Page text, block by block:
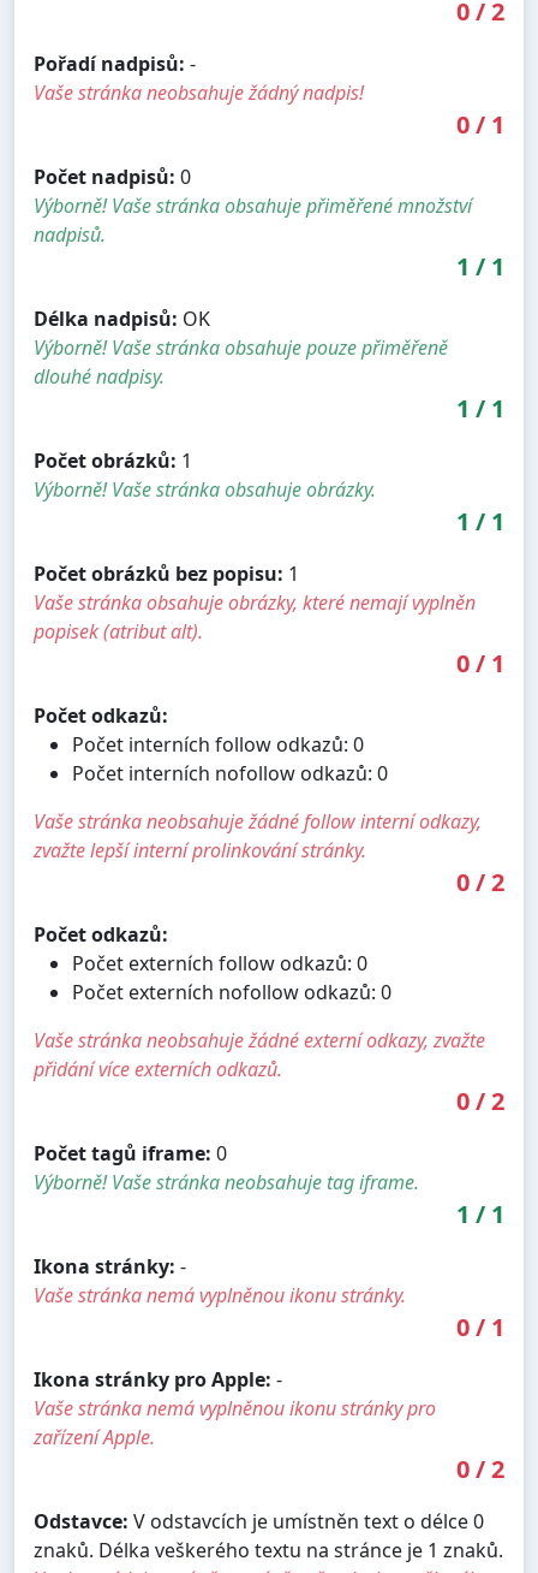
0/2
Pořadí nadpisů: -
Vaše stránka neobsahuje žádný nadpis!
0/ 1
Počet nadpisů: 0
Výborně! Vaše stránka obsahuje přiměřené množství
nadpisů.
1 / 1
Délka nadpisů: OK
Výborně! Vaše stránka obsahuje pouze přiměřeně
dlouhé nadpisy.
1 / 1
Počet obrázků: 1
Výborně! Vaše stránka obsahuje obrázky.
1 / 1
Počet obrázků bez popisu: 1
Vaše stránka obsahuje obrázky, které nemají vyplněn
popisek (atribut alt).
0/ 1
Počet odkazů:
Počet interních follow odkazů: 0
Počet interních nofollow odkazů: 0
Vaše stránka neobsahuje žádné follow interní odkazy,
zvažte lepší interní prolinkování stránky.
0/2
Počet odkazů:
Počet externích follow odkazů: 0
Počet externích nofollow odkazů: 0
Vaše stránka neobsahuje žádné externí odkazy, zvažte
přidání více externích odkazů.
0/2
Počet tagů iframe: 0
Výborně! Vaše stránka neobsahuje tag iframe.
1 / 1
Ikona stránky: -
Vaše stránka nemá vyplněnou ikonu stránky.
0/ 1
Ikona stránky pro Apple: -
Vaše stránka nemá vyplněnou ikonu stránky pro
zařízení Apple.
0/2
Odstavce: V odstavcích je umístněn text o délce 0
znaků. Délka veškerého textu na stránce je 1 znaků.